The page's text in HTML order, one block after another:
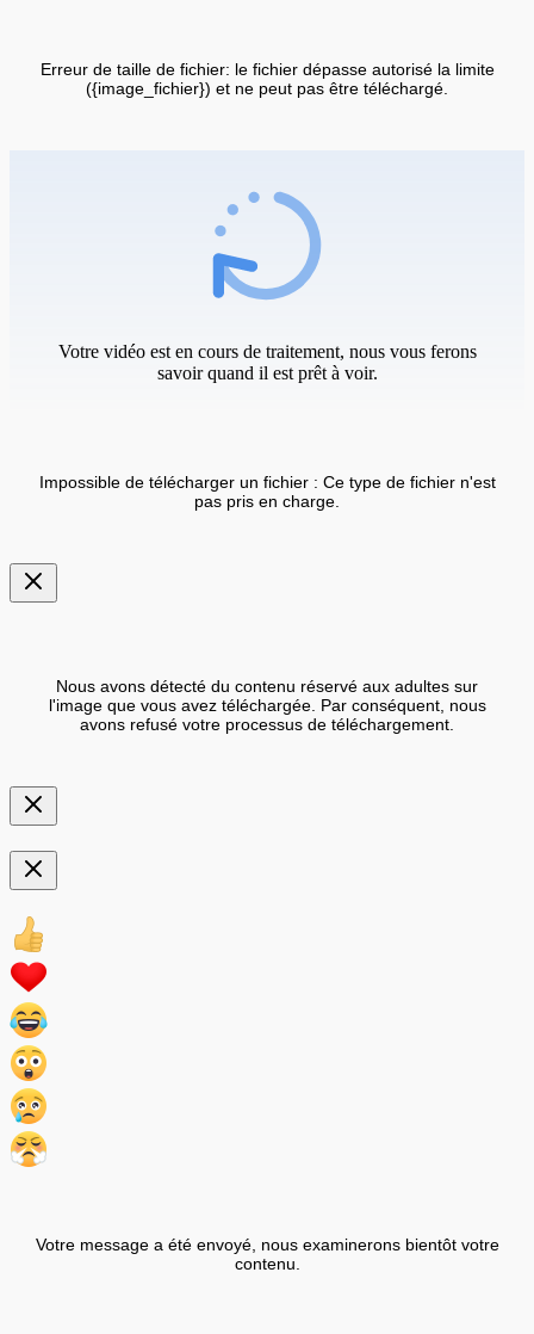
Erreur de taille de fichier: le fichier dépasse autorisé la limite
({image_fichier}) et ne peut pas être téléchargé.
Votre vidéo est en cours de traitement, nous vous ferons
savoir quand il est prêt à voir.
Impossible de télécharger un fichier : Ce type de fichier n'est
pas pris en charge.
Nous avons détecté du contenu réservé aux adultes sur
l'image que vous avez téléchargée. Par conséquent, nous
avons refusé votre processus de téléchargement.
Votre message a été envoyé, nous examinerons bientôt votre
contenu.